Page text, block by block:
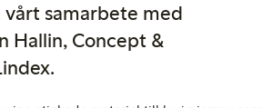
samarbete med
Hallin, Concept &